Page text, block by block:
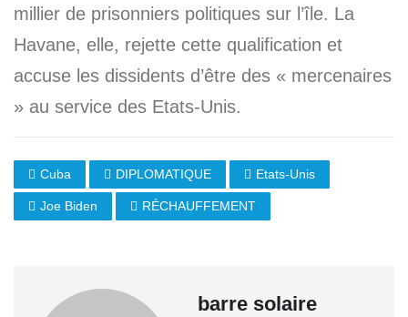
millier de prisonniers politiques sur l’île. La
Havane, elle, rejette cette qualification et
accuse les dissidents d’être des « mercenaires
» au service des Etats-Unis.
Cuba DIPLOMATIQUE Etats-Unis
Joe Biden RÉCHAUFFEMENT
barre solaire